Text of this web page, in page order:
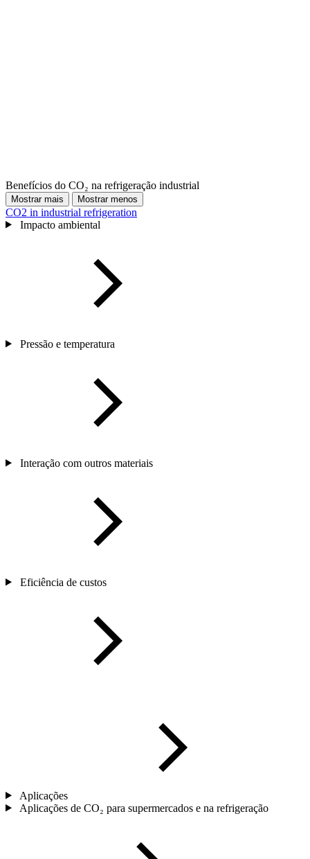
Benefícios do CO₂ na refrigeração industrial
Mostrar mais Mostrar menos
CO2 in industrial refrigeration
Impacto ambiental
Pressão e temperatura
Interação com outros materiais
Eficiência de custos
Aplicações
Aplicações de CO₂ para supermercados e na refrigeração